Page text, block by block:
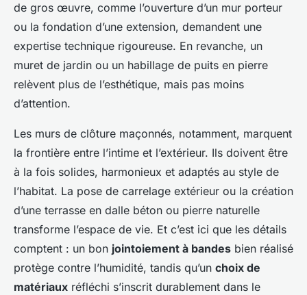
de gros œuvre, comme l’ouverture d’un mur porteur
ou la fondation d’une extension, demandent une
expertise technique rigoureuse. En revanche, un
muret de jardin ou un habillage de puits en pierre
relèvent plus de l’esthétique, mais pas moins
d’attention.
Les murs de clôture maçonnés, notamment, marquent
la frontière entre l’intime et l’extérieur. Ils doivent être
à la fois solides, harmonieux et adaptés au style de
l’habitat. La pose de carrelage extérieur ou la création
d’une terrasse en dalle béton ou pierre naturelle
transforme l’espace de vie. Et c’est ici que les détails
comptent : un bon jointoiement à bandes bien réalisé
protège contre l’humidité, tandis qu’un choix de
matériaux réfléchi s’inscrit durablement dans le